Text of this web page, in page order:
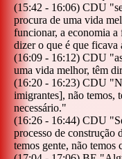
(15:42 - 16:06) CDU "
procura de uma vida
funcionar, a economia a
dizer o que é que ficava
(16:09 - 16:12) CDU "
uma vida melhor, têm
(16:20 - 16:23) CDU "
imigrantes], não temos,
necessário."
(16:26 - 16:44) CDU "
processo de construção
temos gente, não temos